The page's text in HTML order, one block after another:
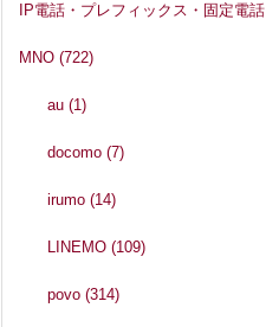
IP電話・プレフィックス・固定電話
MNO (722)
au(1)
docomo(7)
irumo(14)
LINEMO(109)
povo(314)